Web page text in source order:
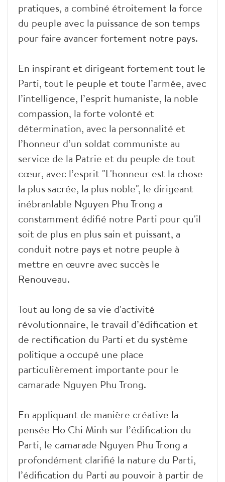
pratiques, a combiné étroitement la force
du peuple avec la puissance de son temps
pour faire avancer fortement notre pays.
En inspirant et dirigeant fortement tout le
Parti, tout le peuple et toute l’armée, avec
l’intelligence, l’esprit humaniste, la noble
compassion, la forte volonté et
détermination, avec la personnalité et
l’honneur d’un soldat communiste au
service de la Patrie et du peuple de tout
cœur, avec l’esprit "L'honneur est la chose
la plus sacrée, la plus noble", le dirigeant
inébranlable Nguyen Phu Trong a
constamment édifié notre Parti pour qu'il
soit de plus en plus sain et puissant, a
conduit notre pays et notre peuple à
mettre en œuvre avec succès le
Renouveau.
Tout au long de sa vie d'activité
révolutionnaire, le travail d’édification et
de rectification du Parti et du système
politique a occupé une place
particulièrement importante pour le
camarade Nguyen Phu Trong.
En appliquant de manière créative la
pensée Ho Chi Minh sur l’édification du
Parti, le camarade Nguyen Phu Trong a
profondément clarifié la nature du Parti,
l’édification du Parti au pouvoir à partir de